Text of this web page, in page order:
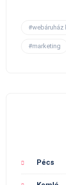
#webáruház
#marketing
Pécs